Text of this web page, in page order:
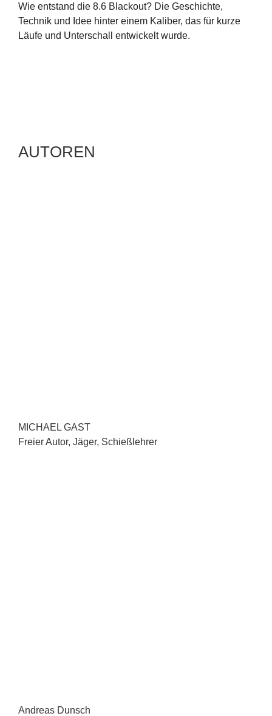
Wie entstand die 8.6 Blackout? Die Geschichte,
Technik und Idee hinter einem Kaliber, das für kurze
Läufe und Unterschall entwickelt wurde.
AUTOREN
MICHAEL GAST
Freier Autor, Jäger, Schießlehrer
Andreas Dunsch